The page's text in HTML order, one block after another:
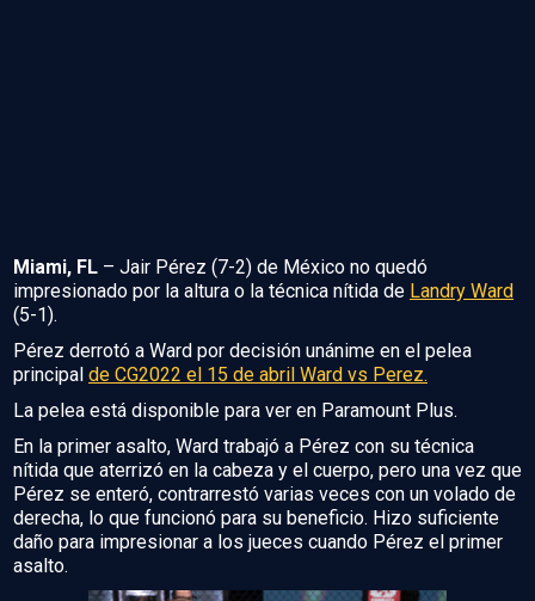
Miami, FL – Jair Pérez (7-2) de México no quedó
impresionado por la altura o la técnica nítida de Landry Ward
(5-1).
Pérez derrotó a Ward por decisión unánime en el pelea
principal de CG2022 el 15 de abril Ward vs Perez.
La pelea está disponible para ver en Paramount Plus.
En la primer asalto, Ward trabajó a Pérez con su técnica
nítida que aterrizó en la cabeza y el cuerpo, pero una vez que
Pérez se enteró, contrarrestó varias veces con un volado de
derecha, lo que funcionó para su beneficio. Hizo suficiente
daño para impresionar a los jueces cuando Pérez el primer
asalto.